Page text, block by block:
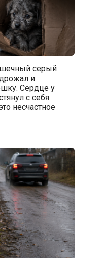
серый
и
Сердце у
с себя
несчастное